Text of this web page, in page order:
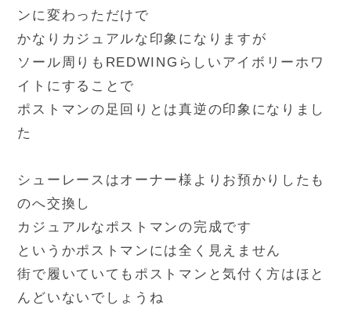
ンに変わっただけで
かなりカジュアルな印象になりますが
ソール周りもREDWINGらしいアイボリーホワ
イトにすることで
ポストマンの足回りとは真逆の印象になりまし
た
シューレースはオーナー様よりお預かりしたも
のへ交換し
カジュアルなポストマンの完成です
というかポストマンには全く見えません
街で履いていてもポストマンと気付く方はほと
んどいないでしょうね